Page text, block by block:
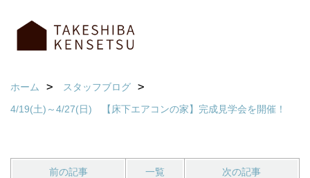
ホーム
スタッフブログ
4/19(土)～4/27(日) 【床下エアコンの家】完成見学会を開催！
前の記事 一覧 次の記事